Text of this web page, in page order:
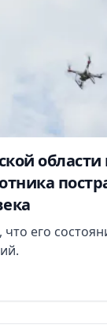
области
его